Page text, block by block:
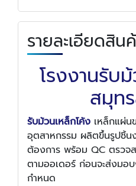
รายละเอียดสิน
โรงงานรับ
สมุท
รับม้วนเหล็กโค้ง เหล็กแผ่น
อุตสาหกรรม ผลิตขึ้นรูปชิ้น
ต้องการ พร้อม QC ตรวจ
ตามออเดอร์ ก่อนจะส่งมอ
กำหนด